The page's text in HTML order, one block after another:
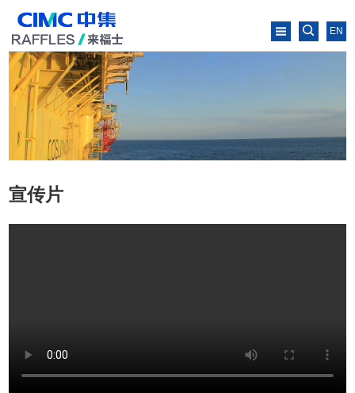
EN
宣传片